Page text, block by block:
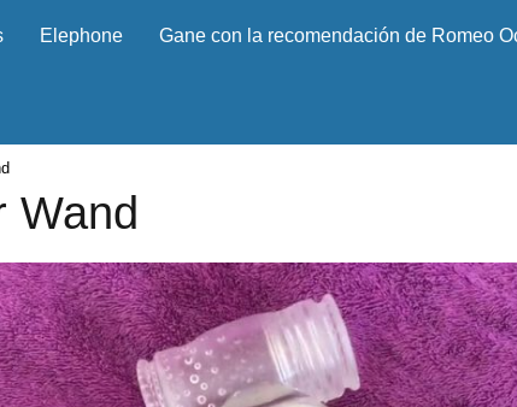
Elephone Gane con la recomendación de Romeo
Wand